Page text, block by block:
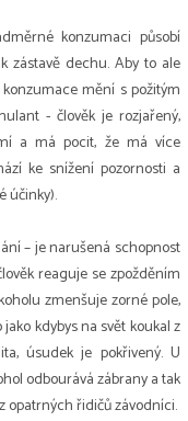
konzumaci působí
zástavě dechu. Aby to ale
mění s požitým
- člověk je rozjařený,
a má pocit, že má více
ke snížení pozornosti a
účinky).
– je narušená schopnost
reaguje se zpožděním
zmenšuje zorné pole,
kdybys na svět koukal z
úsudek je pokřivený. U
odbourává zábrany a tak
opatrných řidičů závodníci.